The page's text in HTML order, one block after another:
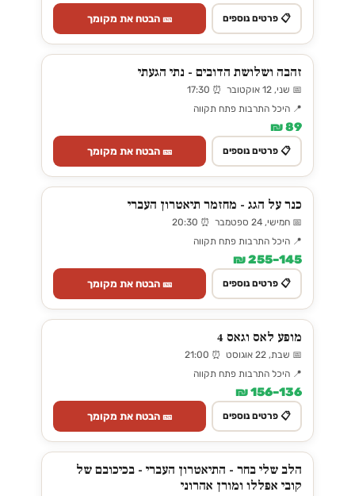
📋 פרטים נוספים 🎫 הבטח את מקומך
זהבה ושלושת הדובים - נתי הגעתי
📅 שני, 12 אוקטובר ⏰ 17:30
📍 היכל התרבות פתח תקווה
89 ₪
📋 פרטים נוספים 🎫 הבטח את מקומך
כנר על הגג - מחזמר תיאטרון העברי
📅 חמישי, 24 ספטמבר ⏰ 20:30
📍 היכל התרבות פתח תקווה
145–255 ₪
📋 פרטים נוספים 🎫 הבטח את מקומך
מופע לאס וגאס 4
📅 שבת, 22 אוגוסט ⏰ 21:00
📍 היכל התרבות פתח תקווה
136–156 ₪
📋 פרטים נוספים 🎫 הבטח את מקומך
הלב שלי בחר - התיאטרון העברי - בכיכובם של
קובי אפללו ומורן אהרוני